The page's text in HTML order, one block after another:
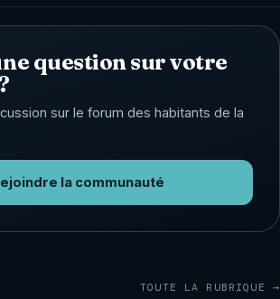
question sur votre
sur le forum des habitants de la
la communauté
TOUTE LA RUBRIQUE →